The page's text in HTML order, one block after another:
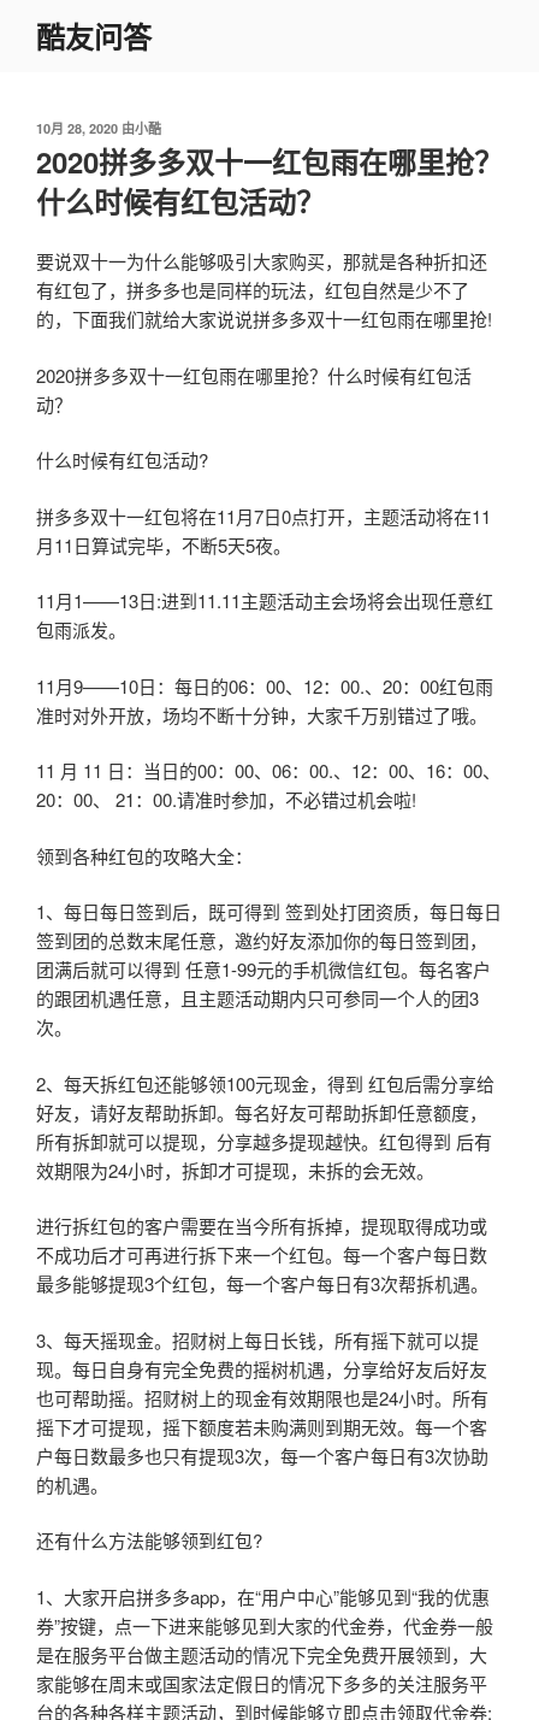
酷友问答
发
布
于
10月 28, 2020 由小酷
2020拼多多双十一红包雨在哪里抢？
什么时候有红包活动？
要说双十一为什么能够吸引大家购买，那就是各种折扣还
有红包了，拼多多也是同样的玩法，红包自然是少不了
的，下面我们就给大家说说拼多多双十一红包雨在哪里抢!
2020拼多多双十一红包雨在哪里抢？什么时候有红包活
动？
什么时候有红包活动?
拼多多双十一红包将在11月7日0点打开，主题活动将在11
月11日算试完毕，不断5天5夜。
11月1——13日:进到11.11主题活动主会场将会出现任意红
包雨派发。
11月9——10日：每日的06：00、12：00.、20：00红包雨
准时对外开放，场均不断十分钟，大家千万别错过了哦。
11 月 11 日：当日的00：00、06：00.、12：00、16：00、
20：00、 21：00.请准时参加，不必错过机会啦!
领到各种红包的攻略大全：
1、每日每日签到后，既可得到 签到处打团资质，每日每日
签到团的总数末尾任意，邀约好友添加你的每日签到团，
团满后就可以得到 任意1-99元的手机微信红包。每名客户
的跟团机遇任意，且主题活动期内只可参同一个人的团3
次。
2、每天拆红包还能够领100元现金，得到 红包后需分享给
好友，请好友帮助拆卸。每名好友可帮助拆卸任意额度，
所有拆卸就可以提现，分享越多提现越快。红包得到 后有
效期限为24小时，拆卸才可提现，未拆的会无效。
进行拆红包的客户需要在当今所有拆掉，提现取得成功或
不成功后才可再进行拆下来一个红包。每一个客户每日数
最多能够提现3个红包，每一个客户每日有3次帮拆机遇。
3、每天摇现金。招财树上每日长钱，所有摇下就可以提
现。每日自身有完全免费的摇树机遇，分享给好友后好友
也可帮助摇。招财树上的现金有效期限也是24小时。所有
摇下才可提现，摇下额度若未购满则到期无效。每一个客
户每日数最多也只有提现3次，每一个客户每日有3次协助
的机遇。
还有什么方法能够领到红包?
1、大家开启拼多多app，在“用户中心”能够见到“我的优惠
券”按键，点一下进来能够见到大家的代金券，代金券一般
是在服务平台做主题活动的情况下完全免费开展领到，大
家能够在周末或国家法定假日的情况下多多的关注服务平
台的各种各样主题活动，到时候能够立即点击领取代金券;